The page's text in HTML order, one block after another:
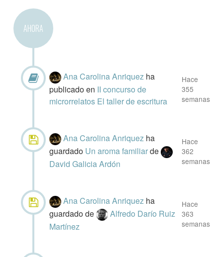
AHORA
Ana Carolina Anriquez ha
publicadoen II concurso de
microrrelatos El taller de escritura
Hace
355
semanas
Ana Carolina Anriquez ha
guardado Un aroma familiarde
David Galicia Ardón
Hace
362
semanas
Ana Carolina Anriquez ha
guardadode
Alfredo Darío Ruiz
Martínez
Hace
363
semanas